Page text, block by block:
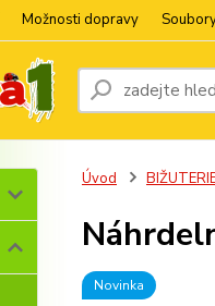
Možnosti dopravy
Úvod
Novinka